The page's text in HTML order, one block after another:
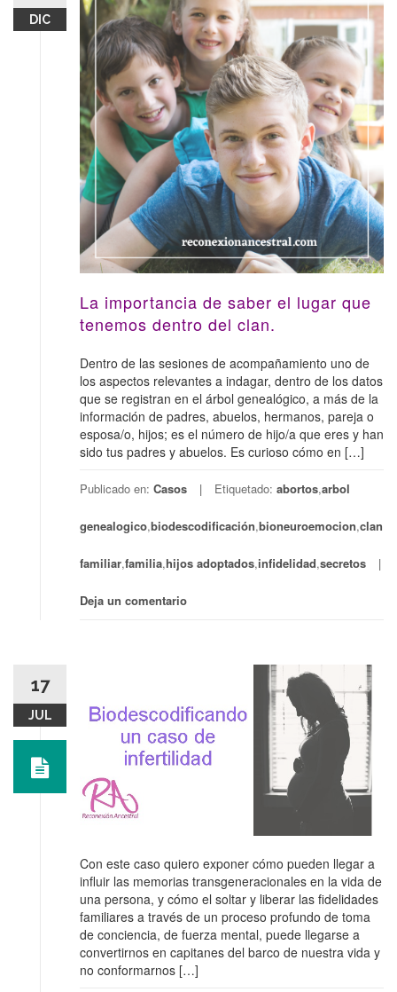
DIC
La importancia de saber el lugar que
tenemos dentro del clan.
Dentro de las sesiones de acompañamiento uno de
los aspectos relevantes a indagar, dentro de los datos
que se registran en el árbol genealógico, a más de la
información de padres, abuelos, hermanos, pareja o
esposa/o, hijos; es el número de hijo/a que eres y han
sido tus padres y abuelos. Es curioso cómo en […]
Publicado en: Casos Etiquetado: abortos,arbol
genealogico,biodescodificación,bioneuroemocion,clan
familiar,familia,hijos adoptados,infidelidad,secretos
Deja un comentario
17
JUL
Con este caso quiero exponer cómo pueden llegar a
influir las memorias transgeneracionales en la vida de
una persona, y cómo el soltar y liberar las fidelidades
familiares a través de un proceso profundo de toma
de conciencia, de fuerza mental, puede llegarse a
convertirnos en capitanes del barco de nuestra vida y
no conformarnos […]